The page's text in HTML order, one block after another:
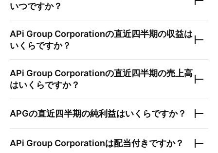
いつですか？
APi Group Corporationの直近四半期の収益は
いくらですか？
APi Group Corporationの直近四半期の売上高
はいくらですか？
APGの直近四半期の純利益はいくらですか？
APi Group Corporationは配当付きですか？